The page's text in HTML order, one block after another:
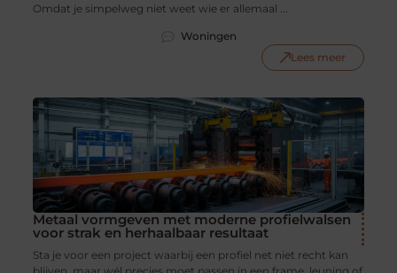
Omdat je simpelweg niet weet wie er allemaal ...
Woningen
Lees meer
Metaal vormgeven met moderne profielwalsen
voor strak en herhaalbaar resultaat
Sta je voor een project waarbij een profiel net niet recht kan